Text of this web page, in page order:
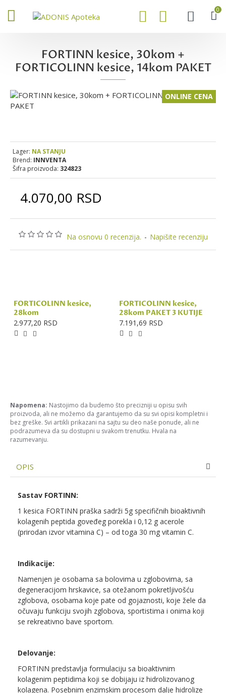
0
FORTINN kesice, 30kom +
FORTICOLINN kesice, 14kom PAKET
ONLINE CENA
Na osnovu 0 recenzija. - Napišite recenziju
4.070,00 RSD
Lager: NA STANJU
Brend: INNVENTA
Šifra proizvoda: 324823
FORTICOLINN kesice,
28kom
2.977,20 RSD
FORTICOLINN kesice,
28kom PAKET 3 KUTIJE
7.191,69 RSD
Napomena: Nastojimo da budemo što precizniji u opisu svih
proizvoda, ali ne možemo da garantujemo da su svi opisi kompletni i
bez greške. Svi artikli prikazani na sajtu su deo naše ponude, ali ne
podrazumeva da su dostupni u svakom trenutku. Hvala na
razumevanju.
OPIS
Sastav FORTINN:
1 kesica FORTINN praška sadrži 5g specifičnih bioaktivnih
kolagenih peptida goveđeg porekla i 0,12 g acerole
(prirodan izvor vitamina C) – od toga 30 mg vitamin C.
Indikacije:
Namenjen je osobama sa bolovima u zglobovima, sa
degeneracijom hrskavice, sa otežanom pokretljivošću
zglobova, osobama koje pate od gojaznosti, koje žele da
očuvaju funkciju svojih zglobova, sportistima i onima koji
se rekreativno bave sportom.
Delovanje:
FORTINN predstavlja formulaciju sa bioaktivnim
kolagenim peptidima koji se dobijaju iz hidrolizovanog
kolagena. Posebnim enzimskim procesom dalje hidrolize